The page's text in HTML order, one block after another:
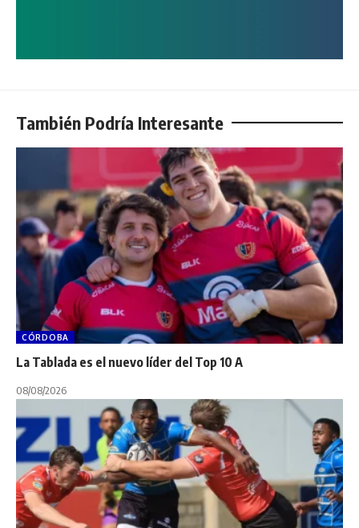
También Podría Interesante
CÓRDOBA
La Tablada es el nuevo líder del Top 10 A
08/08/2026